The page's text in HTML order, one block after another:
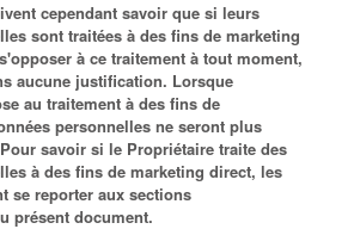
cependant savoir que si leurs
sont traitées à des fins de marketing
à ce traitement à tout moment,
aucune justification. Lorsque
au traitement à des fins de
personnelles ne seront plus
savoir si le Propriétaire traite des
à des fins de marketing direct, les
se reporter aux sections
présent document.